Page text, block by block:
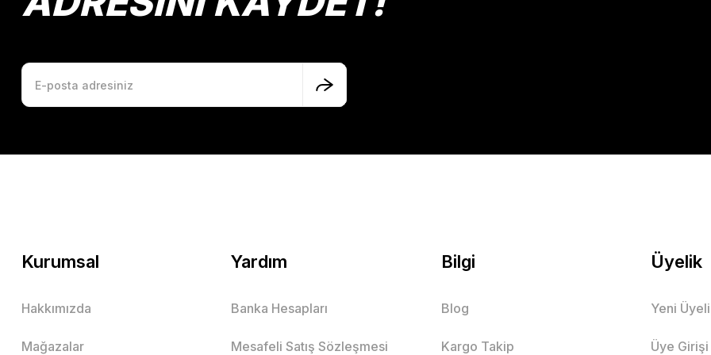
Kurumsal
Hakkımızda
Mağazalar
Yardım
Banka Hesapları
Mesafeli Satış Sözleşmesi
Bilgi
Blog
Kargo Takip
Üyelik
Yeni
Üye Girişi